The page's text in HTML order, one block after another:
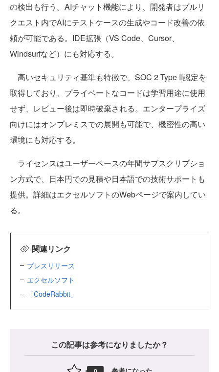
の検出も行う。AIチャット機能により、開発者はプルリ
クエスト内でAIにテストケースの生成やコード改善の依
頼が可能である。IDE拡張（VS Code、Cursor、
Windsurfなど）にも対応する。
高いセキュリティ基準も特徴で、SOC 2 Type II認定を
取得しており、プライベートなコードは学習用途に使用
せず、レビュー後は即時破棄される。エンタープライズ
向けにはオンプレミスでの展開も可能で、機密性の高い
環境にも対応する。
ライセンスはユーザーベースの年間サブスクリプショ
ン方式で、日本円での見積や日本語での技術サポートも
提供。詳細はエクセルソフトのWebページで案内してい
る。
関連リンク
プレスリリース
エクセルソフト
「CodeRabbit」
この記事は参考になりましたか？